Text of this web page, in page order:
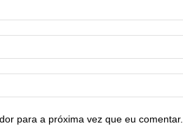
para a próxima vez que eu comentar.